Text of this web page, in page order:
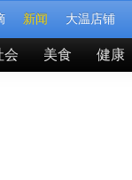
新闻 大温店铺
会 美食 健康